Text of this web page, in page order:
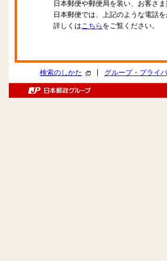
日本郵便や郵便局を装い、お客さ
日本郵便では、上記のような電話
詳しくはこちら をご覧ください。
検索のしかた グループ・プライ